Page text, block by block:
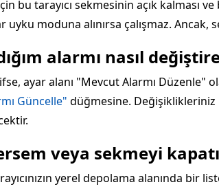
bu tarayıcı sekmesinin açık kalması
uyku moduna alınırsa çalışmaz.
alarmı nasıl
ayar alanı "Mevcut Alarmı Düzenle"
Güncelle" düğmesine. Değişiklikleriniz
veya sekmeyi
yerel depolama alanında